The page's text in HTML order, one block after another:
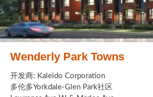
Wenderly Park Towns
开发商: Kaleido Corporation
多伦多Yorkdale-Glen Park社区